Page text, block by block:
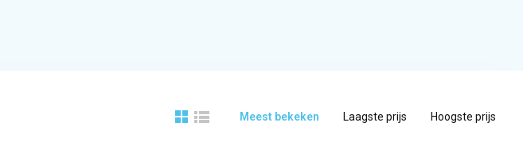
Meest bekeken Laagste prijs Hoogste prijs